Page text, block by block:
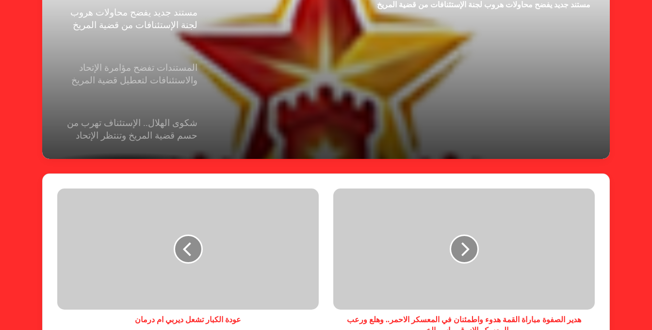
مستند جديد يفضح محاولات هروب لجنة الإستئنافات من قضية المريخ
مستند جديد يفضح محاولات هروب
لجنة الإستئنافات من قضية المريخ
المستندات تفضح مؤامرة الإتحاد
والاستئنافات لتعطيل قضية المريخ
شكوى الهلال.. الإستئناف تهرب من
حسم قضية المريخ وتنتظر الإتحاد
الهبوط والصعود
خطوة مريخية جديدة بشأن الشكوى
ضد الهلال
هدير الصفوة مباراة القمة هدوء واطمئنان في المعسكر الاحمر.. وهلع ورعب
عودة الكبار تشعل ديربي ام درمان